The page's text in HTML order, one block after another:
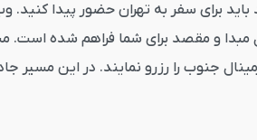
و مقصد برای شما فراهم شده است.
جنوب را رزرو نمایند. در این مسیر